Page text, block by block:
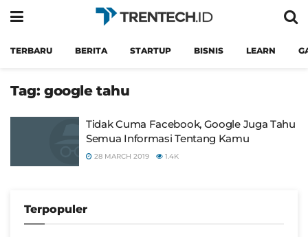
TERBARU BERITA STARTUP BISNIS LEARN
Tag: google tahu
Tidak Cuma Facebook, Google Juga Tahu
Semua Informasi Tentang Kamu
28 MARCH 2019 1.4K
Terpopuler